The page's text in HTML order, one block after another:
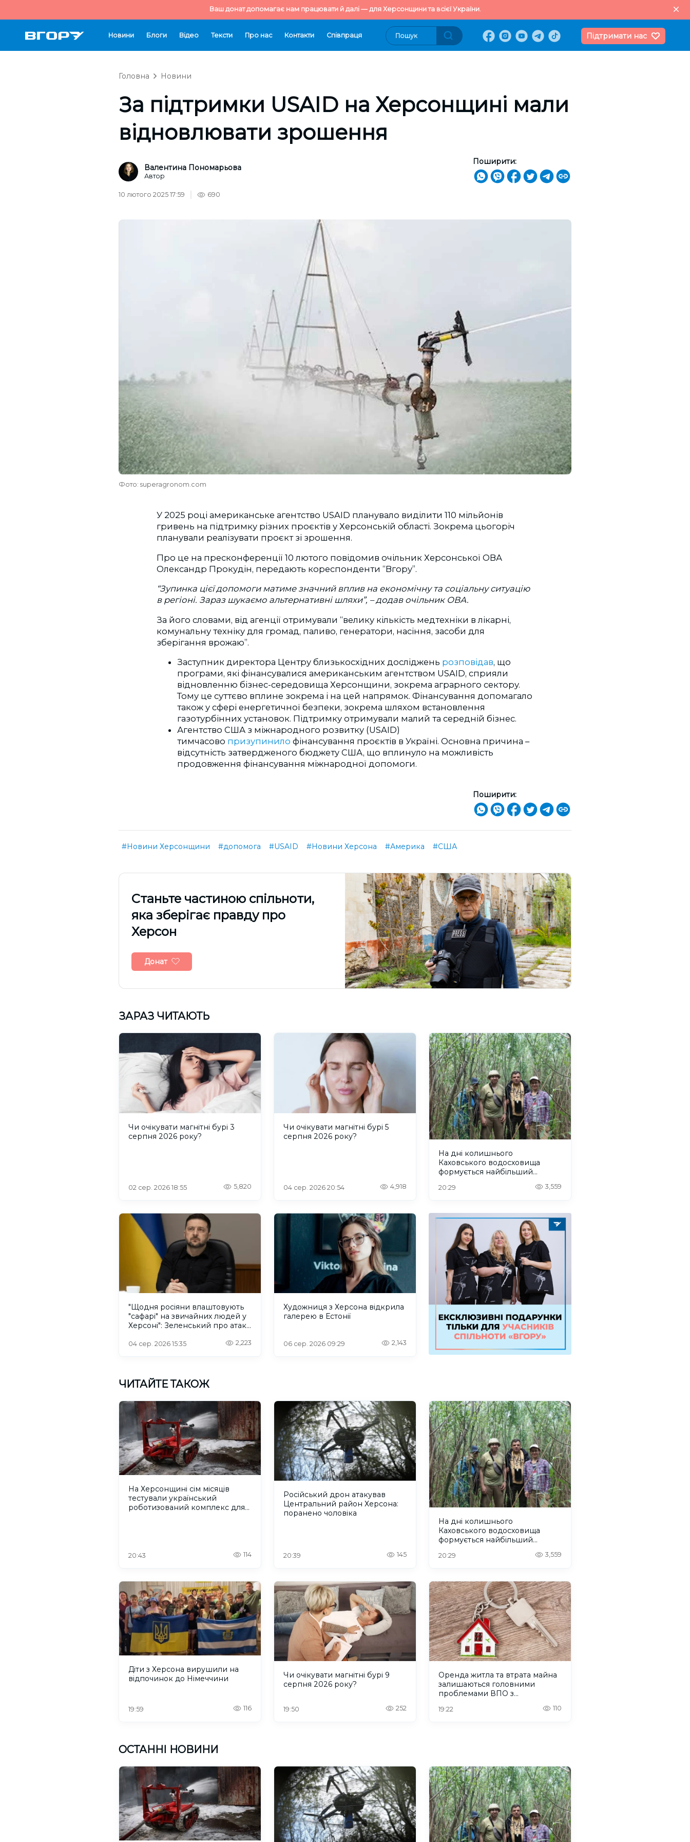
Ваш донат допомагає нам працювати й далі — для Херсонщини та всієї України.
Новини Блоги Відео Тексти Про нас Контакти Cпівпраця Підтримати нас
Головна Новини
За підтримки USAID на Херсонщині мали
відновлювати зрошення
Валентина Пономарьова
Автор
Поширити:
10 лютого 2025 17:59 690
Фото: superagronom.com
У 2025 році американське агентство USAID планувало виділити 110 мільйонів
гривень на підтримку різних проєктів у Херсонській області. Зокрема цьогоріч
планували реалізувати проєкт зі зрошення.
Про це на пресконференції 10 лютого повідомив очільник Херсонської ОВА
Олександр Прокудін, передають кореспонденти “Вгору”.
“Зупинка цієї допомоги матиме значний вплив на економічну та соціальну ситуацію
в регіоні. Зараз шукаємо альтернативні шляхи”, – додав очільник ОВА.
За його словами, від агенції отримували “велику кількість медтехніки в лікарні,
комунальну техніку для громад, паливо, генератори, насіння, засоби для
зберігання врожаю”.
Заступник директора Центру близькосхідних досліджень розповідав, що
програми, які фінансувалися американським агентством USAID, сприяли
відновленню бізнес-середовища Херсонщини, зокрема аграрного сектору.
Тому це суттєво вплине зокрема і на цей напрямок. Фінансування допомагало
також у сфері енергетичної безпеки, зокрема шляхом встановлення
газотурбінних установок. Підтримку отримували малий та середній бізнес.
Агентство США з міжнародного розвитку (USAID)
тимчасово призупинило фінансування проєктів в Україні. Основна причина –
відсутність затвердженого бюджету США, що вплинуло на можливість
продовження фінансування міжнародної допомоги.
Поширити:
#Новини Херсонщини #допомога #USAID #Новини Херсона #Америка #США
Cтаньте частиною спільноти,
яка зберігає правду про
Херсон
Донат
ЗАРАЗ ЧИТАЮТЬ
Чи очікувати магнітні бурі 3
серпня 2026 року?
02 сер. 2026 18:55 5,820
Чи очікувати магнітні бурі 5
серпня 2026 року?
04 сер. 2026 20:54 4,918
На дні колишнього
Каховського водосховища
формується найбільший
20:29 3,559
"Щодня росіяни влаштовують
"сафарі" на звичайних людей у
Херсоні": Зеленський про атаку
04 сер. 2026 15:35 2,223
Художниця з Херсона відкрила
галерею в Естонії
06 сер. 2026 09:29 2,143
ЧИТАЙТЕ ТАКОЖ
На Херсонщині сім місяців
тестували український
роботизований комплекс для
20:43 114
Російський дрон атакував
Центральний район Херсона:
поранено чоловіка
20:39 145
На дні колишнього
Каховського водосховища
формується найбільший
20:29 3,559
Діти з Херсона вирушили на
відпочинок до Німеччини
19:59 116
Чи очікувати магнітні бурі 9
серпня 2026 року?
19:50 252
Оренда житла та втрата майна
залишаються головними
проблемами ВПО з
19:22 110
ОСТАННІ НОВИНИ